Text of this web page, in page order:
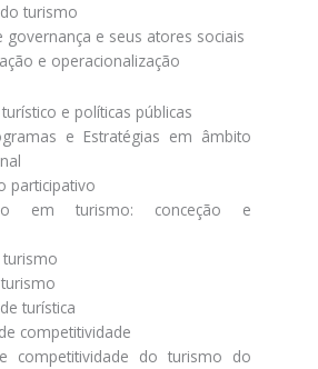
turismo
governança e seus atores sociais
e operacionalização
e políticas públicas
e Estratégias em âmbito
participativo
em turismo: conceção e
turismo
turística
competitividade
competitividade do turismo do